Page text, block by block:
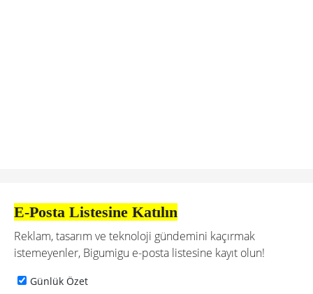
E-Posta Listesine Katılın
Reklam, tasarım ve teknoloji gündemini kaçırmak
istemeyenler, Bigumigu e-posta listesine kayıt olun!
Günlük Özet